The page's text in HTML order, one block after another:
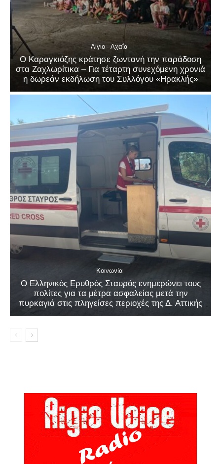
Αίγιο - Αχαΐα
Ο Καραγκιόζης κράτησε ζωντανή την παράδοση
στα Ζαχλωρίτικα – Για τέταρτη συνεχόμενη χρονιά
η δωρεάν εκδήλωση του Συλλόγου «Ηρακλής»
Κοινωνία
Ο Ελληνικός Ερυθρός Σταυρός ενημερώνει τους
πολίτες για τα μέτρα ασφαλείας μετά την
πυρκαγιά στις πληγείσες περιοχές της Δ. Αττικής